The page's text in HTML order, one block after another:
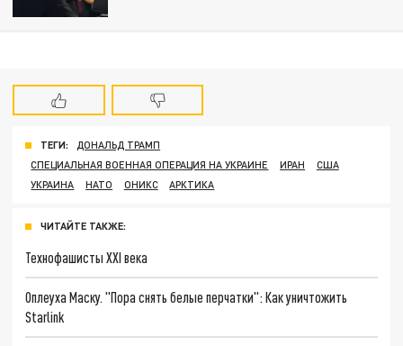
ТЕГИ:
ДОНАЛЬД ТРАМП
СПЕЦИАЛЬНАЯ ВОЕННАЯ ОПЕРАЦИЯ НА УКРАИНЕ
ИРАН
США
УКРАИНА
НАТО ОНИКС АРКТИКА
ЧИТАЙТЕ ТАКЖЕ:
Технофашисты XXI века
Оплеуха Маску. "Пора снять белые перчатки": Как уничтожить
Starlink